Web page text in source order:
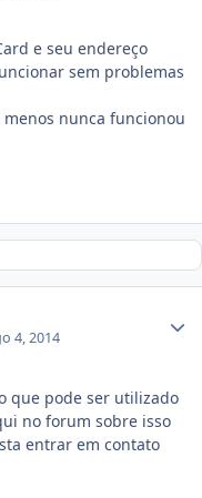
e seu endereço
sem problemas
menos nunca funcionou
4, 2014
que pode ser utilizado
no forum sobre isso
entrar em contato